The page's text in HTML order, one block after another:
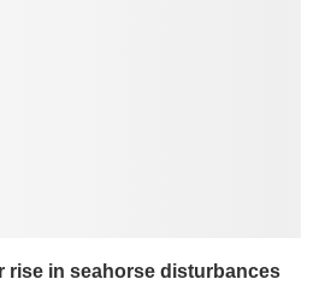
rise in seahorse disturbances